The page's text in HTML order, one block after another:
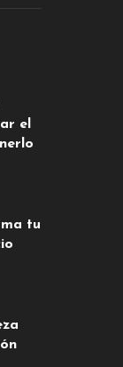
el
tu